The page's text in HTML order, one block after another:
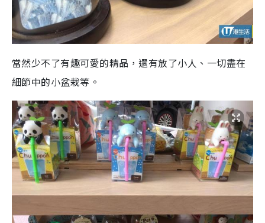
當然少不了有趣可愛的精品，還有放了小人、一切盡在
細節中的小盆栽等。